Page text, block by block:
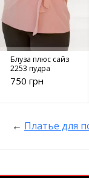
Блуза плюс сайз
2253 пудра
750 грн
← Платье для